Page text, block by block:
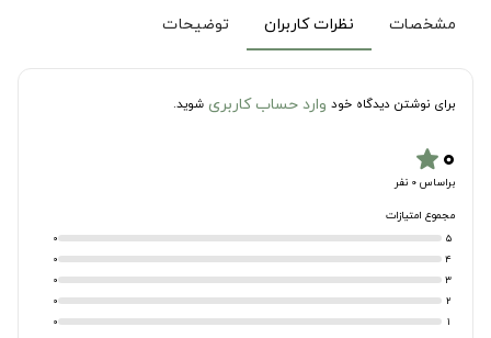
مشخصات نظرات کاربران توضیحات
برای نوشتن دیدگاه خود وارد حساب کاربری شوید.
۰star
براساس 0 نفر
مجموع امتیازات
5
0
4
0
3
0
2
0
1
0